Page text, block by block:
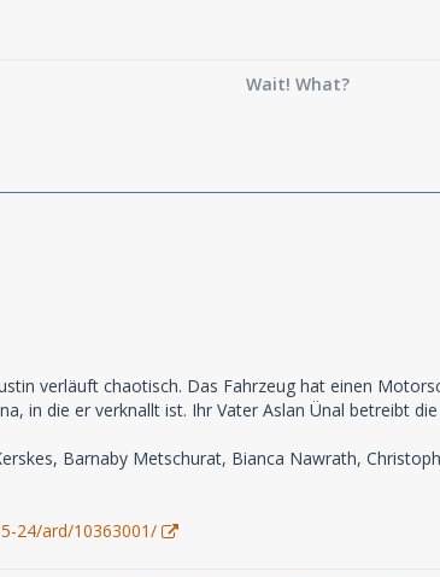
Wait! What?
verläuft chaotisch. Das Fahrzeug hat einen
in die er verknallt ist. Ihr Vater Aslan Ünal betreibt
Barnaby Metschurat, Bianca Nawrath,
24/ard/10363001/